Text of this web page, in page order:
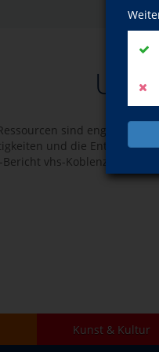
sind engagierte
und die
vhs-Koblenz,
Kunst & Kultur